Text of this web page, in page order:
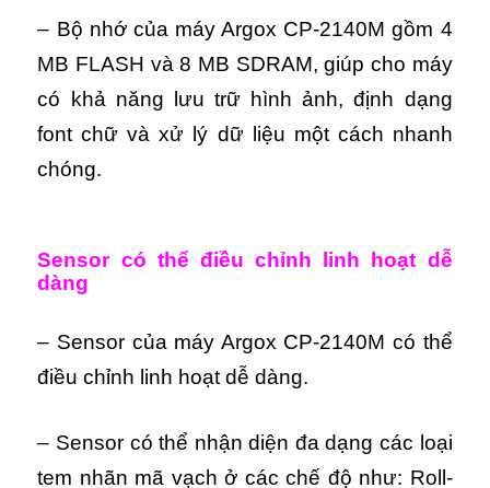
– Bộ nhớ của máy Argox CP-2140M gồm 4
MB FLASH và 8 MB SDRAM, giúp cho máy
có khả năng lưu trữ hình ảnh, định dạng
font chữ và xử lý dữ liệu một cách nhanh
chóng.
Sensor có thể điều chỉnh linh hoạt dễ
dàng
– Sensor của máy Argox CP-2140M có thể
điều chỉnh linh hoạt dễ dàng.
– Sensor có thể nhận diện đa dạng các loại
tem nhãn mã vạch ở các chế độ như: Roll-